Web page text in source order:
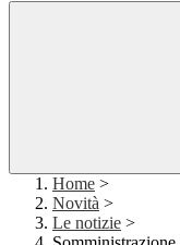
Home >
Novità >
Le notizie >